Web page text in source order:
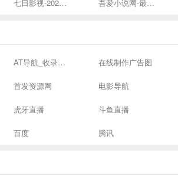
七日影视-2024全网高清电影大全-最新最全最好看的电影电视剧网站 - 七日影视 吾爱小说网-最新热门免费小说阅读
AT导航_收录网_免费收录网站_自动收录网_秒收录 在线制作广告图
首发资源网 电影导航
虎牙直播 斗鱼直播
百度 腾讯